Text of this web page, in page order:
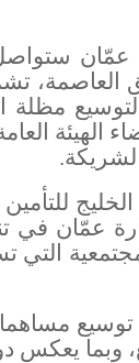
ستواصل
مظلة
.
عمّان في
يعكس